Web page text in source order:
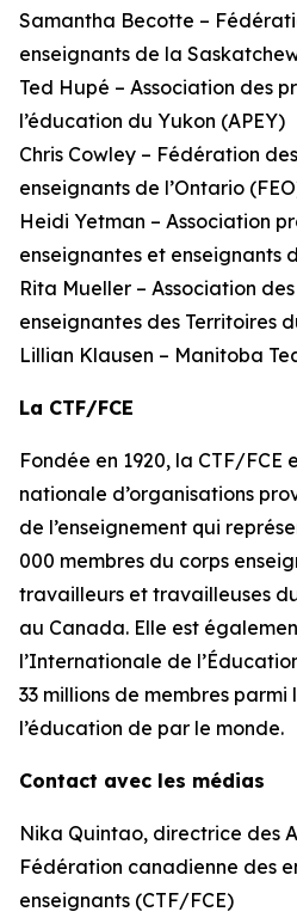
Samantha Becotte –
enseignants de la
Ted Hupé – Association des
l’éducation du Yukon (APEY)
Chris Cowley – Fédération
enseignants de l’Ontario
Heidi Yetman – Association
enseignantes et enseignants
Rita Mueller – Association
enseignantes des Territoires
Lillian Klausen – Manitoba
La CTF/FCE
Fondée en 1920, la CTF/FCE
nationale d’organisations
de l’enseignement qui
000 membres du corps
travailleurs et travailleuses
au Canada. Elle est
l’Internationale de
33 millions de membres parmi
l’éducation de par le monde.
Contact avec les médias
Nika Quintao, directrice des
Fédération canadienne des
enseignants (CTF/FCE)